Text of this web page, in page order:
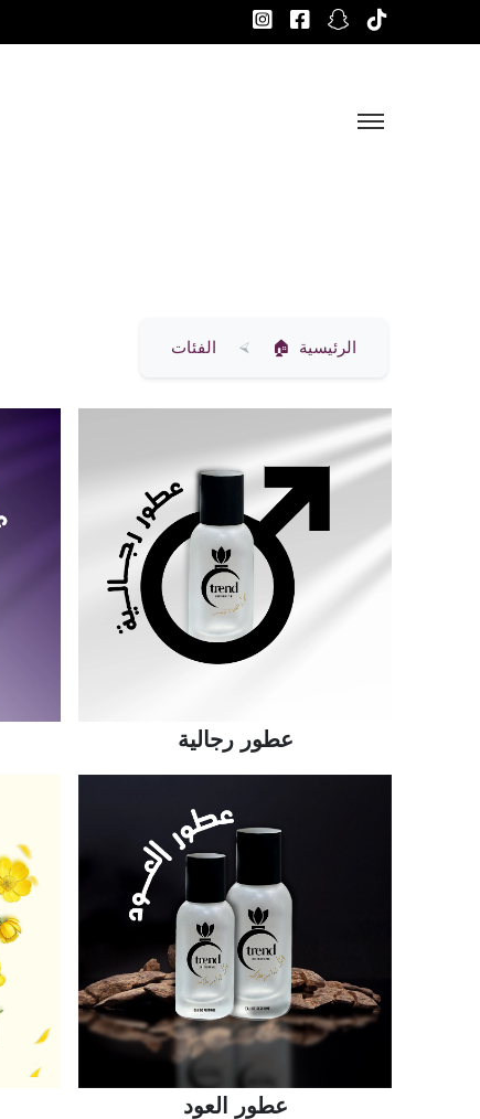
الرئيسية الفئات
عطور رجالية
عطور العود